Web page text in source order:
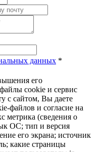
данных *
его
cookie и сервис
с сайтом, Вы даете
файлов и согласие на
метрика (сведения о
ОС; тип и версия
его экрана; источник
какие страницы